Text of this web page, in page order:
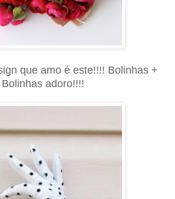
que amo é este!!!! Bolinhas +
Bolinhas adoro!!!!